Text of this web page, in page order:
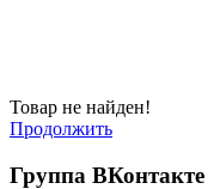
Товар не найден!
Продолжить
Группа ВКонтакте